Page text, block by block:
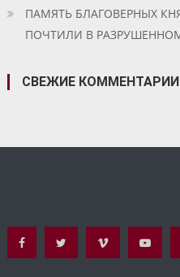
ПАМЯТЬ БЛАГОВЕРНЫХ
ПОЧТИЛИ В
СВЕЖИЕ КОММЕНТАРИИ